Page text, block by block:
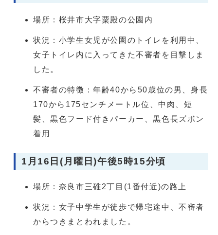
場所：桜井市大字粟殿の公園内
状況：小学生女児が公園のトイレを利用中、
女子トイレ内に入ってきた不審者を目撃しま
した。
不審者の特徴：年齢40から50歳位の男、身長
170から175センチメートル位、中肉、短
髪、黒色フード付きパーカー、黒色長ズボン
着用
1月16日(月曜日)午後5時15分頃
場所：奈良市三碓2丁目(1番付近)の路上
状況：女子中学生が徒歩で帰宅途中、不審者
からつきまとわれました。